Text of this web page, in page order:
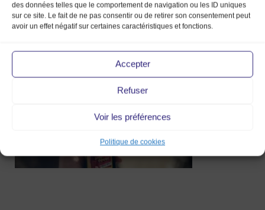
des données telles que le comportement de navigation ou les ID uniques
sur ce site. Le fait de ne pas consentir ou de retirer son consentement peut
avoir un effet négatif sur certaines caractéristiques et fonctions.
Accepter
Refuser
Voir les préférences
Politique de cookies
bière-montchat-marché-de-la-mode-
vintage-kaffee-berlin2